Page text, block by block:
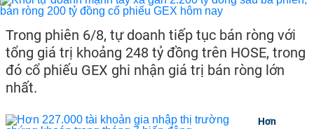
Trong phiên 6/8, tự doanh tiếp tục bán ròng với
tổng giá trị khoảng 248 tỷ đồng trên HOSE, trong
đó cổ phiếu GEX ghi nhận giá trị bán ròng lớn
nhất.
Hơn